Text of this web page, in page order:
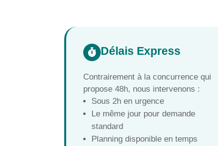
 Délais Express
Contrairement à la concurrence qui
propose 48h, nous intervenons :
Sous 2h en urgence
Le même jour pour demande
standard
Planning disponible en temps